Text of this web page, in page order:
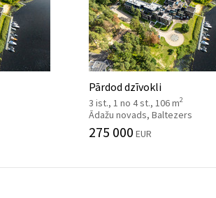
Pārdod dzīvokli
3 ist., 1 no 4 st., 106 m2
Ādažu novads, Baltezers
275 000 EUR